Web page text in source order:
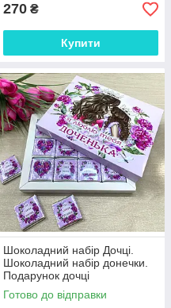
270 ₴
Купити
Шоколадний набір Дочці.
Шоколадний набір донечки.
Подарунок дочці
Готово до відправки